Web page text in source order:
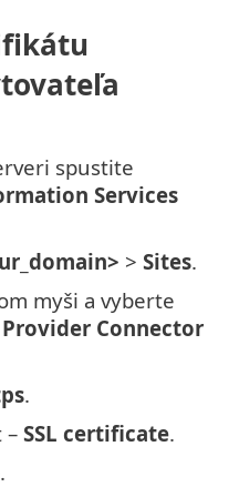
spustite
Services
> Sites.
myši a vyberte
Connector
.
– SSL certificate.
.